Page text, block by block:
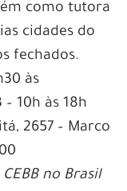
como tutora
cidades do
fechados.
‪às
10h ‪às 18h‬
2657 – Marco
no Brasil